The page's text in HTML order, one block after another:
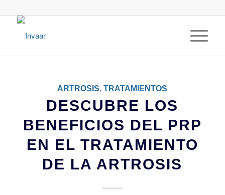
ARTROSIS,TRATAMIENTOS
DESCUBRE LOS
BENEFICIOS DEL PRP
EN EL TRATAMIENTO
DE LA ARTROSIS